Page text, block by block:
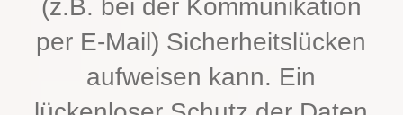
(z.B. bei der Kommunikation
per E-Mail) Sicherheitslücken
aufweisen kann. Ein